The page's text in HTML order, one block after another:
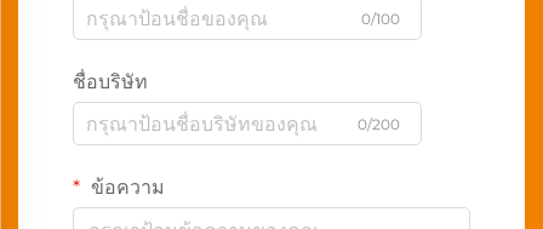
0/100
ชื่อบริษัท
0/200
ข้อความ